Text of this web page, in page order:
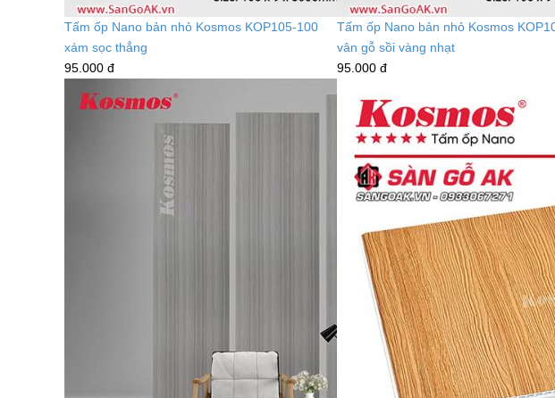
Tấm ốp Nano bản nhỏ Kosmos KOP105-100
xám sọc thẳng
95.000 đ
Tấm ốp Nano bản nhỏ Kosmos
vân gỗ sồi vàng nhạt
95.000 đ